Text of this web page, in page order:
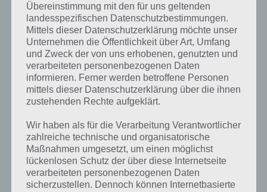
Du findest Lösungen auch ohne unsere Hilfe, indem du in der App
Münzen einsetzt. Da diese jedoch begrenzt sind, hast du hier stets
die Möglichkeit alle Antworten zu finden!
Die obige Lösung stimmt leider nicht mehr?
Wenn die Lösung, die wir dir oben Personen aus Disney-Filmen
Lösung von 94 Prozent fehlt, so teile uns die korrekten Lösungen
einfach in den Kommentaren mit. Nur so können wir stets die
aktuellen Antworten auf die zahlreichen Fragen und Sachverhalte in
der App geben. Da die Entwickler die Lösungen immer mal wieder
verändern.
Übereinstimmung mit den für uns geltenden
landesspezifischen Datenschutzbestimmungen.
Mittels dieser Datenschutzerklärung möchte unser
Unternehmen die Öffentlichkeit über Art, Umfang
und Zweck der von uns erhobenen, genutzten und
verarbeiteten personenbezogenen Daten
informieren. Ferner werden betroffene Personen
mittels dieser Datenschutzerklärung über die ihnen
zustehenden Rechte aufgeklärt.
Wir haben als für die Verarbeitung Verantwortlicher
zahlreiche technische und organisatorische
Maßnahmen umgesetzt, um einen möglichst
lückenlosen Schutz der über diese Internetseite
verarbeiteten personenbezogenen Daten
sicherzustellen. Dennoch können Internetbasierte